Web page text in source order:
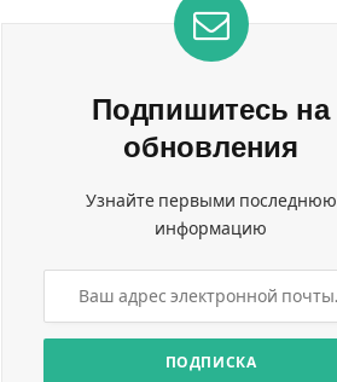
Подпишитесь на
обновления
Узнайте первыми последнюю
информацию